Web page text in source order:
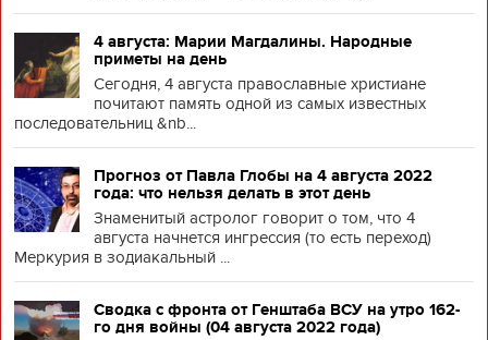
4 августа: Марии Магдалины. Народные
приметы на день
Сегодня, 4 августа православные христиане
почитают память одной из самых известных
последовательниц &nb...
Прогноз от Павла Глобы на 4 августа 2022
года: что нельзя делать в этот день
Знаменитый астролог говорит о том, что 4
августа начнется ингрессия (то есть переход)
Меркурия в зодиакальный ...
Сводка с фронта от Генштаба ВСУ на утро 162-
го дня войны (04 августа 2022 года)